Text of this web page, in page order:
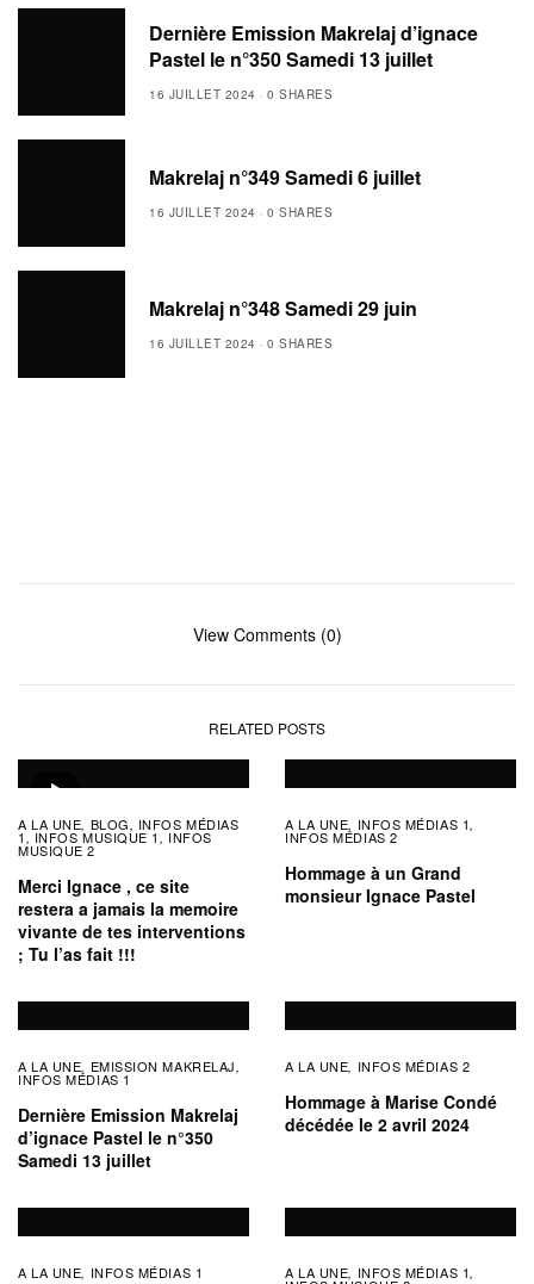
Dernière Emission Makrelaj d’ignace
Pastel le n°350 Samedi 13 juillet
16 JUILLET 2024 0 SHARES
Makrelaj n°349 Samedi 6 juillet
16 JUILLET 2024 0 SHARES
Makrelaj n°348 Samedi 29 juin
16 JUILLET 2024 0 SHARES
View Comments (0)
RELATED POSTS
A LA UNE, BLOG, INFOS MÉDIAS
1 , INFOS MUSIQUE 1 , INFOS
MUSIQUE 2
Merci Ignace , ce site
restera a jamais la memoire
vivante de tes interventions
; Tu l’as fait !!!
A LA UNE, INFOS MÉDIAS 1,
INFOS MÉDIAS 2
Hommage à un Grand
monsieur Ignace Pastel
A LA UNE, EMISSION MAKRELAJ,
INFOS MÉDIAS 1
Dernière Emission Makrelaj
d’ignace Pastel le n°350
Samedi 13 juillet
A LA UNE, INFOS MÉDIAS 2
Hommage à Marise Condé
décédée le 2 avril 2024
A LA UNE, INFOS MÉDIAS 1 A LA UNE, INFOS MÉDIAS 1,